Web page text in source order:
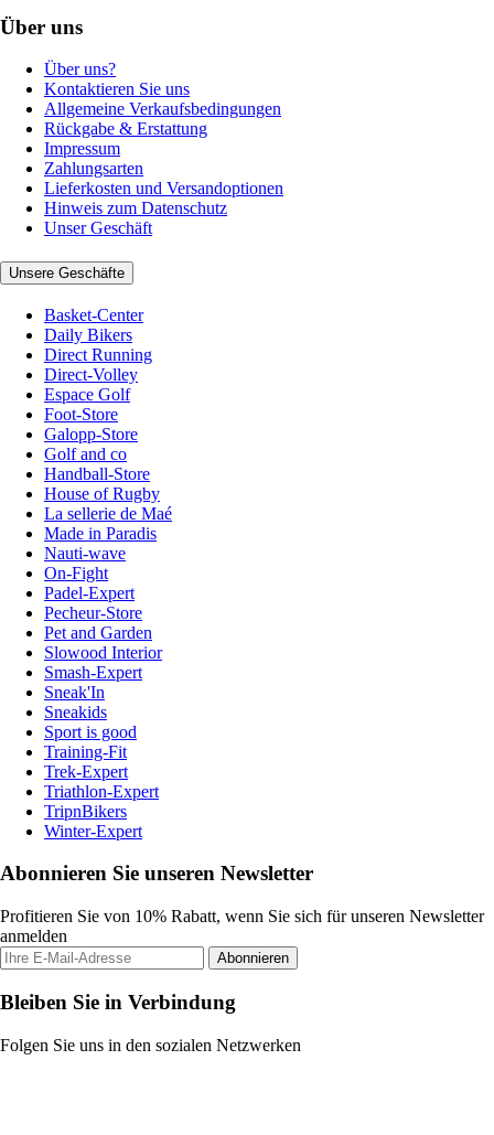
Über uns
Über uns?
Kontaktieren Sie uns
Allgemeine Verkaufsbedingungen
Rückgabe & Erstattung
Impressum
Zahlungsarten
Lieferkosten und Versandoptionen
Hinweis zum Datenschutz
Unser Geschäft
Unsere Geschäfte
Basket-Center
Daily Bikers
Direct Running
Direct-Volley
Espace Golf
Foot-Store
Galopp-Store
Golf and co
Handball-Store
House of Rugby
La sellerie de Maé
Made in Paradis
Nauti-wave
On-Fight
Padel-Expert
Pecheur-Store
Pet and Garden
Slowood Interior
Smash-Expert
Sneak'In
Sneakids
Sport is good
Training-Fit
Trek-Expert
Triathlon-Expert
TripnBikers
Winter-Expert
Abonnieren Sie unseren Newsletter
Profitieren Sie von 10% Rabatt, wenn Sie sich für unseren Newsletter
anmelden
Abonnieren
Bleiben Sie in Verbindung
Folgen Sie uns in den sozialen Netzwerken